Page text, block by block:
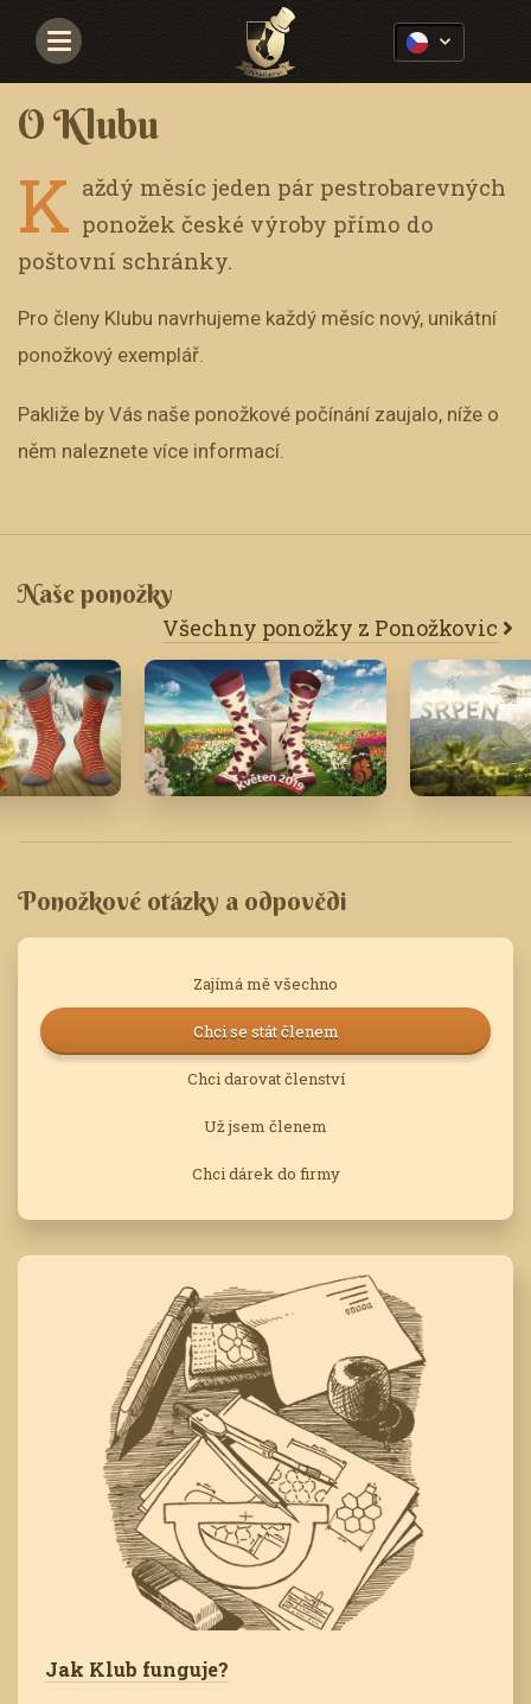
Navigace
O Klubu
K aždý měsíc jeden pár pestrobarevných
ponožek české výroby přímo do
poštovní schránky.
Pro členy Klubu navrhujeme každý měsíc nový, unikátní
ponožkový exemplář.
Pakliže by Vás naše ponožkové počínání zaujalo, níže o
něm naleznete více informací.
Naše ponožky
Všechny ponožky z Ponožkovic
Ponožkové otázky a odpovědi
Zajímá mě všechno
Chci se stát členem
Chci darovat členství
Už jsem členem
Chci dárek do firmy
Jak Klub funguje?